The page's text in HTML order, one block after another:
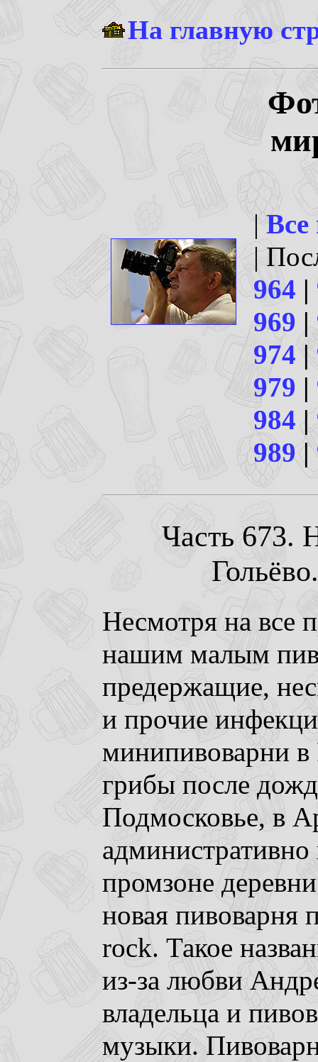
На главную
|
|
964 |
969 |
974|
979 |
984 |
989|
Часть 673.
Несмотря на все
нашим малым
предержащие,
и прочие
минипивоварни в
грибы после
Подмосковье, в
административно
промзоне
новая пивоварня
rock. Такое
из-за любви
владельца и
музыки.